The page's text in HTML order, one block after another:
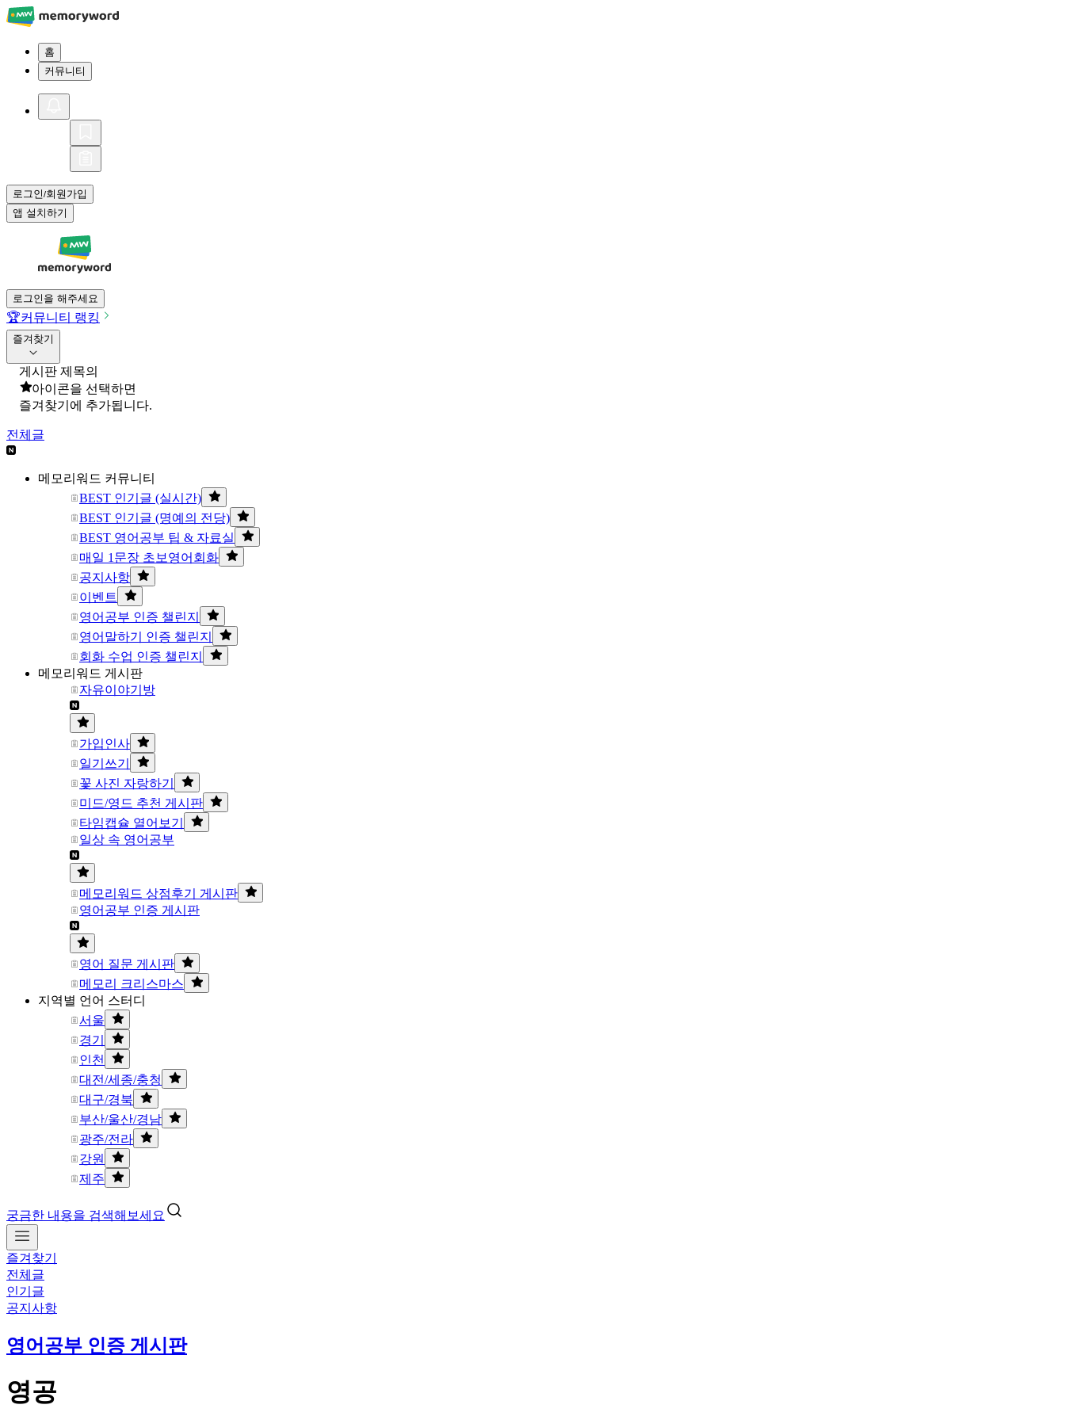
홈
커뮤니티
로그인/회원가입
앱 설치하기
로그인을 해주세요
🏆커뮤니티 랭킹
즐겨찾기
게시판 제목의
아이콘을 선택하면
즐겨찾기에 추가됩니다.
전체글
메모리워드 커뮤니티
BEST 인기글 (실시간)
BEST 인기글 (명예의 전당)
BEST 영어공부 팁 & 자료실
매일 1문장 초보영어회화
공지사항
이벤트
영어공부 인증 챌린지
영어말하기 인증 챌린지
회화 수업 인증 챌린지
메모리워드 게시판
자유이야기방
가입인사
일기쓰기
꽃 사진 자랑하기
미드/영드 추천 게시판
타임캡슐 열어보기
일상 속 영어공부
메모리워드 상점후기 게시판
영어공부 인증 게시판
영어 질문 게시판
메모리 크리스마스
지역별 언어 스터디
서울
경기
인천
대전/세종/충청
대구/경북
부산/울산/경남
광주/전라
강원
제주
궁금한 내용을 검색해보세요
즐겨찾기
전체글
인기글
공지사항
영어공부 인증 게시판
영공